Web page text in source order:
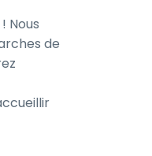
Nous
de